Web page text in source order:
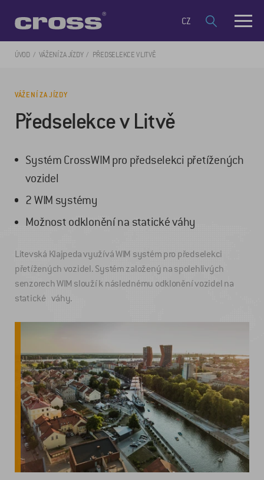
CZ
ÚVOD VÁŽENÍ ZA JÍZDY PŘEDSELEKCE V LITVĚ
VÁŽENÍ ZA JÍZDY
Předselekce v Litvě
Systém CrossWIM pro předselekci přetížených
vozidel
2 WIM systémy
Možnost odklonění na statické váhy
Litevská Klajpeda využívá WIM systém pro předselekci
přetížených vozidel. Systém založený na spolehlivých
senzorech WIM slouží k následnému odklonění vozidel na
statické váhy.